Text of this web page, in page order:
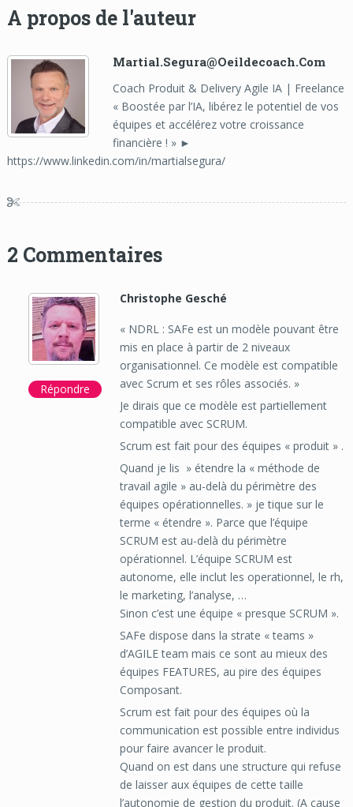
A propos de l'auteur
Martial.segura@oeildecoach.com
Coach Produit & Delivery Agile IA | Freelance
« Boostée par l’IA, libérez le potentiel de vos
équipes et accélérez votre croissance
financière ! » ►
https://www.linkedin.com/in/martialsegura/
2 Commentaires
Christophe Gesché
Répondre
« NDRL : SAFe est un modèle pouvant être
mis en place à partir de 2 niveaux
organisationnel. Ce modèle est compatible
avec Scrum et ses rôles associés. »
Je dirais que ce modèle est partiellement
compatible avec SCRUM.
Scrum est fait pour des équipes « produit » .
Quand je lis » étendre la « méthode de
travail agile » au-delà du périmètre des
équipes opérationnelles. » je tique sur le
terme « étendre ». Parce que l’équipe
SCRUM est au-delà du périmètre
opérationnel. L’équipe SCRUM est
autonome, elle inclut les operationnel, le rh,
le marketing, l’analyse, …
Sinon c’est une équipe « presque SCRUM ».
SAFe dispose dans la strate « teams »
d’AGILE team mais ce sont au mieux des
équipes FEATURES, au pire des équipes
Composant.
Scrum est fait pour des équipes où la
communication est possible entre individus
pour faire avancer le produit.
Quand on est dans une structure qui refuse
de laisser aux équipes de cette taille
l’autonomie de gestion du produit. (A cause